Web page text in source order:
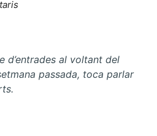
competències
tecnològiques
d’entrades al voltant del
passada, toca parlar